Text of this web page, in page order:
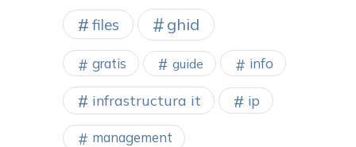
files ghid
gratis guide info
infrastructura it ip
management